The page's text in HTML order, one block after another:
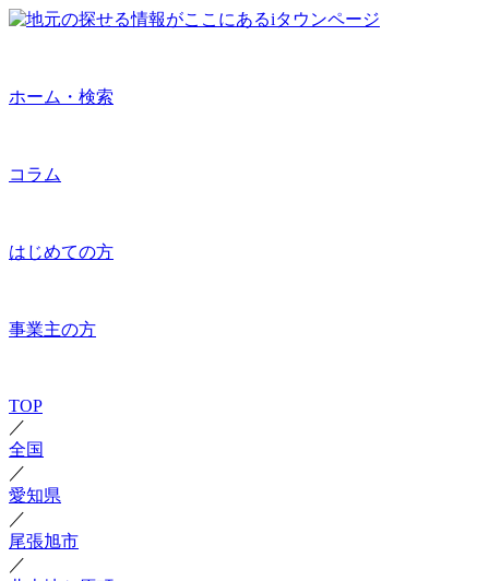
ホーム・検索
コラム
はじめての方
事業主の方
TOP
／
全国
／
愛知県
／
尾張旭市
／